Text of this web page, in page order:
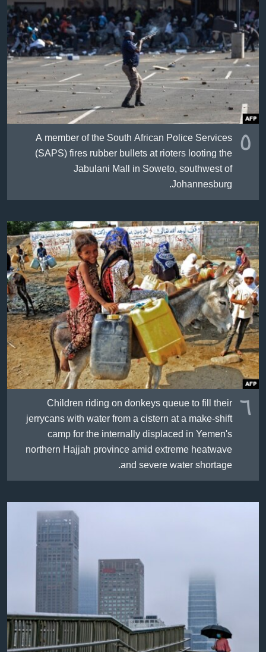
ژیان لە فەرهەنگدا
Learning English
FOLLOW US
زمانه‌کان
٥ A member of the South African Police Services
(SAPS) fires rubber bullets at rioters looting the
Jabulani Mall in Soweto, southwest of
Johannesburg.
٦ Children riding on donkeys queue to fill their
jerrycans with water from a cistern at a make-shift
camp for the internally displaced in Yemen's
northern Hajjah province amid extreme heatwave
and severe water shortage.